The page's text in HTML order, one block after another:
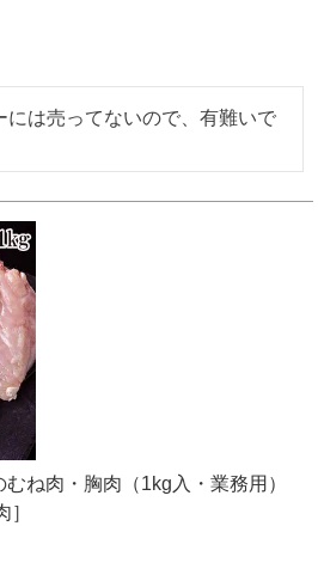
には売ってないので、有難いで
むね肉・胸肉（1kg入・業務用）
］